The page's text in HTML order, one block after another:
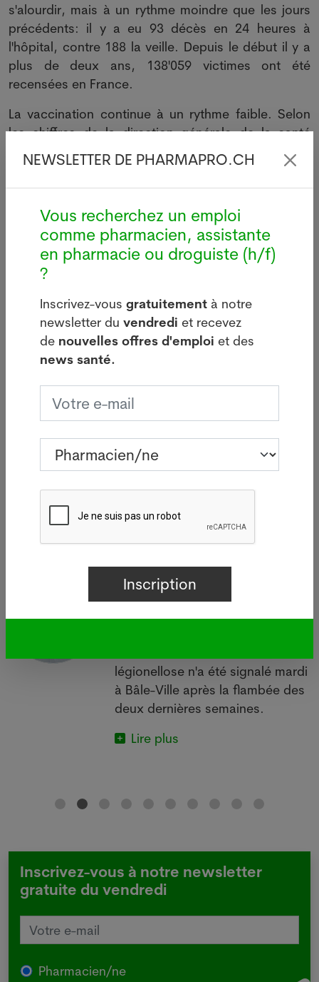
s'alourdir, mais à un rythme moindre que les jours
précédents: il y a eu 93 décès en 24 heures à
l'hôpital, contre 188 la veille. Depuis le début il y a
plus de deux ans, 138'059 victimes ont été
recensées en France.
La vaccination continue à un rythme faible. Selon
les chiffres de la direction générale de la santé
(DGS), 54,19 millions de Français ont reçu au moins
une dose (80,4% de la population), 53,21 millions
sont complètement vaccinés (78,9% de la
population totale), et 38,91 millions ont reçu une
dose de rappel.
Quant à la mobilisation anti-pass vaccinal, elle
marque de nouveau le pas: à 19h00, le ministère
France et 17'860 manifestants.
Le 27 février 2022. Sources : Keystone-ATS. Crédits
photos: Adobe Stock, Pixabay ou Pharmanetis Sàrl
Votre offre d’emploi PUSH ici
Dernières news
Légionellose à Bâle : source
d'infections sur le bâtiment de
légionellose n'a été signalé mardi
à Bâle-Ville après la flambée des
deux dernières semaines.
Lire plus
Inscrivez-vous à notre newsletter
gratuite du vendredi
Pharmacien/ne
NEWSLETTER DE PHARMAPRO.CH
Vous recherchez un emploi
comme pharmacien, assistante
en pharmacie ou droguiste (h/f)
?
Inscrivez-vous gratuitement à notre
newsletter du vendredi et recevez
de nouvelles offres d'emploi et des
news santé.